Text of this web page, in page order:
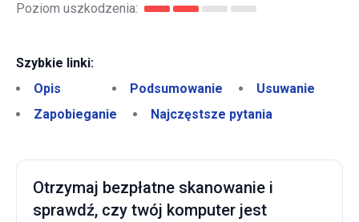
Poziom uszkodzenia:
Szybkie linki:
Opis
Podsumowanie
Usuwanie
Zapobieganie
Najczęstsze pytania
Otrzymaj bezpłatne skanowanie i
sprawdź, czy twój komputer jest